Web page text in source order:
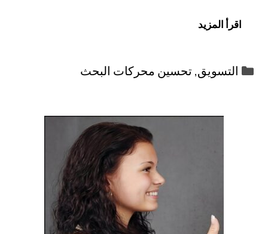
اقرأ المزيد
التصنيفات
التسويق, تحسين محركات البحث